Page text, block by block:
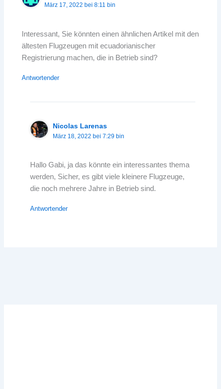
März 17, 2022 bei 8:11 bin
Interessant, Sie könnten einen ähnlichen Artikel mit den
ältesten Flugzeugen mit ecuadorianischer
Registrierung machen, die in Betrieb sind?
Antwortender
Nicolas Larenas
März 18, 2022 bei 7:29 bin
Hallo Gabi, ja das könnte ein interessantes thema
werden, Sicher, es gibt viele kleinere Flugzeuge,
die noch mehrere Jahre in Betrieb sind.
Antwortender